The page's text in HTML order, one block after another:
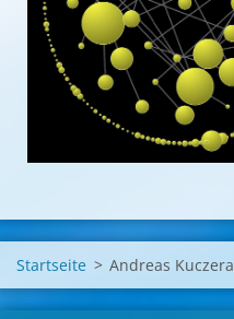
Startseite > Andreas Kuczera